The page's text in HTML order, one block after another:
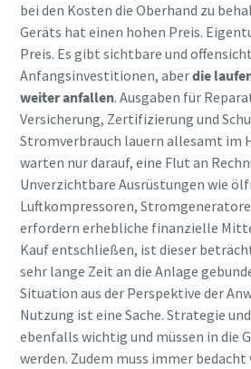
bei den Kosten die Oberhand zu
Geräts hat einen hohen Preis.
Preis. Es gibt sichtbare und
Anfangsinvestitionen, aberdie
weiter anfallen. Ausgaben für
Versicherung, Zertifizierung und
Stromverbrauch lauern allesamt im
warten nur darauf, eine Flut an
Unverzichtbare Ausrüstungen wie
Luftkompressoren,
erfordern erhebliche finanzielle
Kauf entschließen, ist dieser
sehr lange Zeit an die Anlage
Situation aus der Perspektive der
Nutzung ist eine Sache. Strategie
ebenfalls wichtig und müssen in die
werden. Zudem muss immer bedacht